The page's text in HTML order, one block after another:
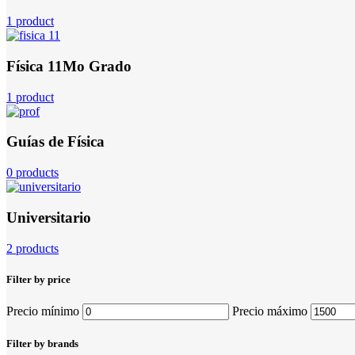
1 product
Física 11Mo Grado
1 product
Guías de Física
0 products
Universitario
2 products
Filter by price
Precio mínimo Precio máximo
Filter by brands